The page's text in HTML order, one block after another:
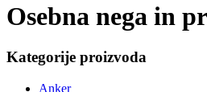
Osebna nega in
Kategorije proizvoda
Anker